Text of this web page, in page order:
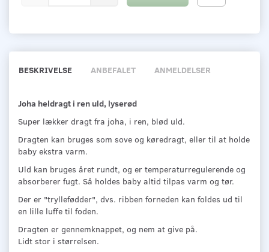
BESKRIVELSE ANBEFALET ANMELDELSER
Joha heldragt i ren uld, lyserød
Super lækker dragt fra joha, i ren, blød uld.
Dragten kan bruges som sove og køredragt, eller til at holde
baby ekstra varm.
Uld kan bruges året rundt, og er temperaturregulerende og
absorberer fugt. Så holdes baby altid tilpas varm og tør.
Der er "tryllefødder", dvs. ribben forneden kan foldes ud til
en lille luffe til foden.
Dragten er gennemknappet, og nem at give på.
Lidt stor i størrelsen.